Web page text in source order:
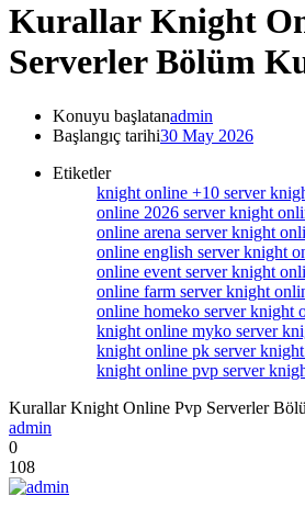
Kurallar Knight
Serverler Bölüm
Konuyu başlatanadmin
Başlangıç tarihi30 May 2026
Etiketler
knight online +10 server
online 2026 serverknight
online arena serverknight
online english serverknight
online event serverknight
online farm serverknight
online homeko serverknight
knight online myko server
knight online pk server
knight online pvp server
Kurallar Knight Online Pvp Serverler
admin
0
108